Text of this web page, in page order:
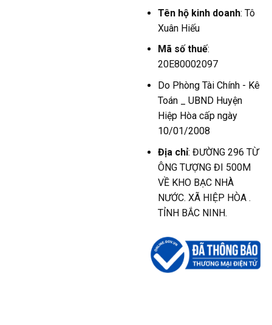
Tên hộ kinh doanh: Tô
Xuân Hiếu
Mã số thuế:
20E80002097
Do Phòng Tài Chính - Kê
Toán _ UBND Huyện
Hiệp Hòa cấp ngày
10/01/2008
Địa chỉ: ĐƯỜNG 296 TỪ
ÔNG TƯỢNG ĐI 500M
VỀ KHO BẠC NHÀ
NƯỚC. XÃ HIỆP HÒA .
TỈNH BẮC NINH.